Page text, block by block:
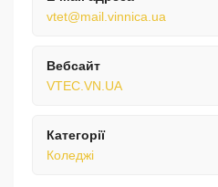
vtet@mail.vinnica.ua
Вебсайт
VTEC.VN.UA
Категорії
Коледжі